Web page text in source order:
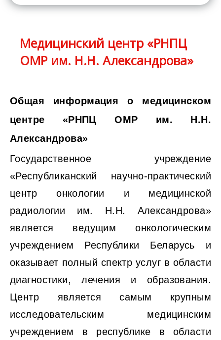
Медицинский центр «РНПЦ
ОМР им. Н.Н. Александрова»
Общая информация о медицинском
центре «РНПЦ ОМР им. Н.Н.
Александрова»
Государственное учреждение
«Республиканский научно-практический
центр онкологии и медицинской
радиологии им. Н.Н. Александрова»
является ведущим онкологическим
учреждением Республики Беларусь и
оказывает полный спектр услуг в области
диагностики, лечения и образования.
Центр является самым крупным
исследовательским медицинским
учреждением в республике в области